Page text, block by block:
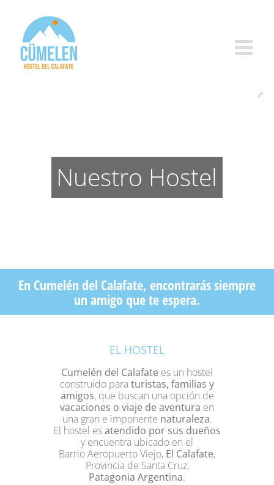
contenido
Nuestro Hostel
En Cumelén del Calafate, encontrarás siempre
un amigo que te espera.
EL HOSTEL
Cumelén del Calafate es un hostel
construido paraturistas, familias y
amigos, que buscan una opción de
vacaciones o viaje de aventura en
una gran e imponente naturaleza.
El hostel esatendido por sus dueños
y encuentra ubicado en el
Barrio Aeropuerto Viejo, El Calafate,
Provincia de Santa Cruz,
Patagonia Argentina.